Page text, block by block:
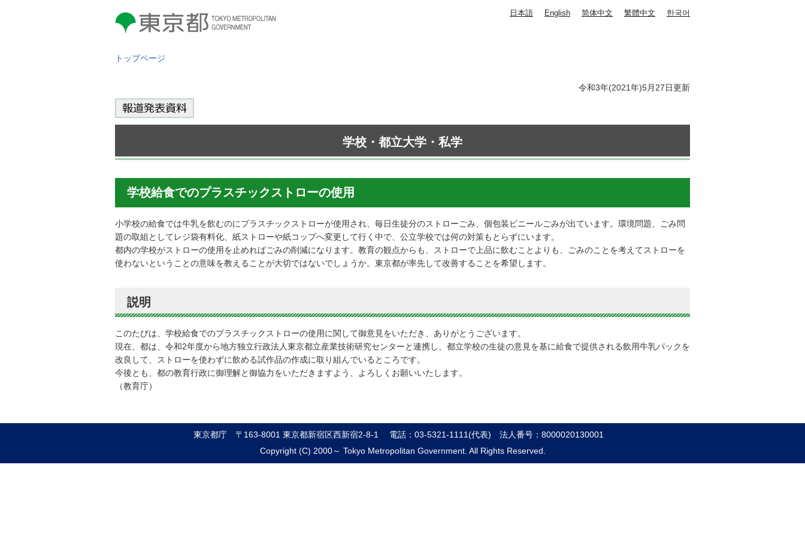
東京都 TOKYO METROPOLITAN
GOVERNMENT
日本語 English 简体中文 繁體中文 한국어
トップページ
令和3年(2021年)5月27日更新
学校・都立大学・私学
学校給食でのプラスチックストローの使用
小学校の給食では牛乳を飲むのにプラスチックストローが使用され、毎日生徒分のストローごみ、個包装ビニールごみが出ています。環境問題、ごみ問
題の取組としてレジ袋有料化、紙ストローや紙コップへ変更して行く中で、公立学校では何の対策もとらずにいます。
都内の学校がストローの使用を止めればごみの削減になります。教育の観点からも、ストローで上品に飲むことよりも、ごみのことを考えてストローを
使わないということの意味を教えることが大切ではないでしょうか。東京都が率先して改善することを希望します。
説明
このたびは、学校給食でのプラスチックストローの使用に関して御意見をいただき、ありがとうございます。
現在、都は、令和2年度から地方独立行政法人東京都立産業技術研究センターと連携し、都立学校の生徒の意見を基に給食で提供される飲用牛乳パックを
改良して、ストローを使わずに飲める試作品の作成に取り組んでいるところです。
今後とも、都の教育行政に御理解と御協力をいただきますよう、よろしくお願いいたします。
（教育庁）
東京都庁 〒163-8001 東京都新宿区西新宿2-8-1 電話：03-5321-1111(代表)
法人番号：8000020130001
Copyright (C) 2000～ Tokyo Metropolitan Government. All Rights Reserved.